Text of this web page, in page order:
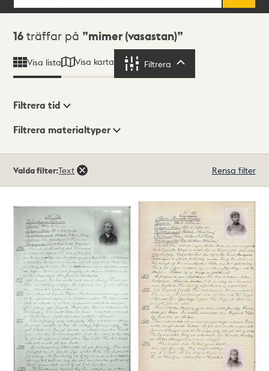
Sökresultat
16 träffar på mimer (vasastan)
Visa lista Visa karta Filtrera
Visningsläge
Filtrera tid
Filtrera materialtyper
träffar
Valda filter:Text Rensa filter